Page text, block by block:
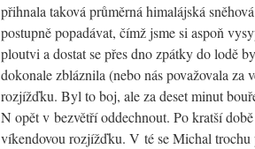
přihnala taková průměrná himalájská
postupně popadávat, čímž jsme si aspoň
ploutvi a dostat se přes dno zpátky do lodě
dokonale zbláznila (nebo nás považovala za
rozjížďku. Byl to boj, ale za deset minut
N opět v bezvětří oddechnout. Po kratší
víkendovou rozjížďku. V té se Michal